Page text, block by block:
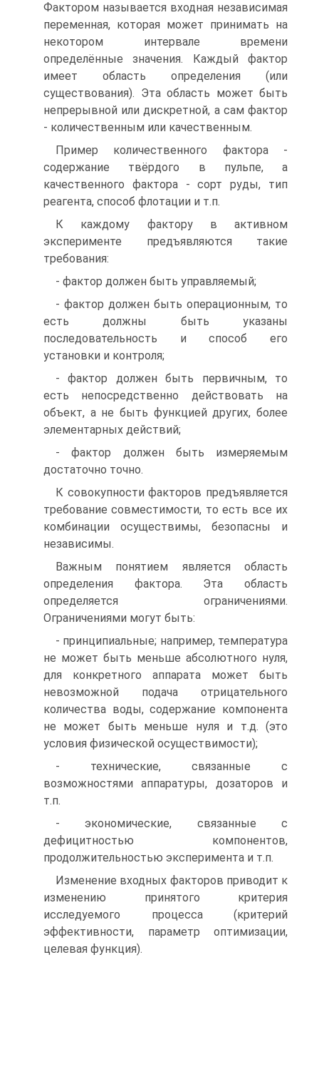
Фактором называется входная независимая
переменная, которая может принимать на
некотором интервале времени
определённые значения. Каждый фактор
имеет область определения (или
существования). Эта область может быть
непрерывной или дискретной, а сам фактор
- количественным или качественным.
Пример количественного фактора -
содержание твёрдого в пульпе, а
качественного фактора - сорт руды, тип
реагента, способ флотации и т.п.
К каждому фактору в активном
эксперименте предъявляются такие
требования:
- фактор должен быть управляемый;
- фактор должен быть операционным, то
есть должны быть указаны
последовательность и способ его
установки и контроля;
- фактор должен быть первичным, то
есть непосредственно действовать на
объект, а не быть функцией других, более
элементарных действий;
- фактор должен быть измеряемым
достаточно точно.
К совокупности факторов предъявляется
требование совместимости, то есть все их
комбинации осуществимы, безопасны и
независимы.
Важным понятием является область
определения фактора. Эта область
определяется ограничениями.
Ограничениями могут быть:
- принципиальные; например, температура
не может быть меньше абсолютного нуля,
для конкретного аппарата может быть
невозможной подача отрицательного
количества воды, содержание компонента
не может быть меньше нуля и т.д. (это
условия физической осуществимости);
- технические, связанные с
возможностями аппаратуры, дозаторов и
т.п.
- экономические, связанные с
дефицитностью компонентов,
продолжительностью эксперимента и т.п.
Изменение входных факторов приводит к
изменению принятого критерия
исследуемого процесса (критерий
эффективности, параметр оптимизации,
целевая функция).